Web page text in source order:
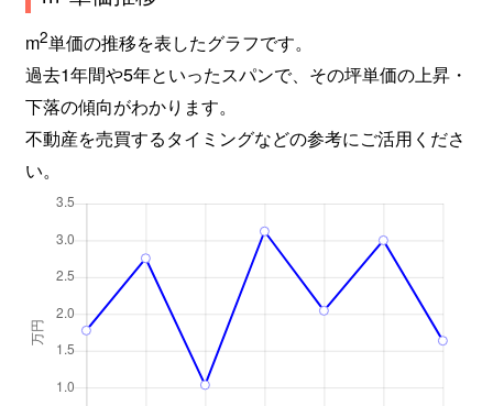
m2単価の推移を表したグラフです。
過去1年間や5年といったスパンで、その坪単価の上昇・
下落の傾向がわかります。
不動産を売買するタイミングなどの参考にご活用くださ
い。